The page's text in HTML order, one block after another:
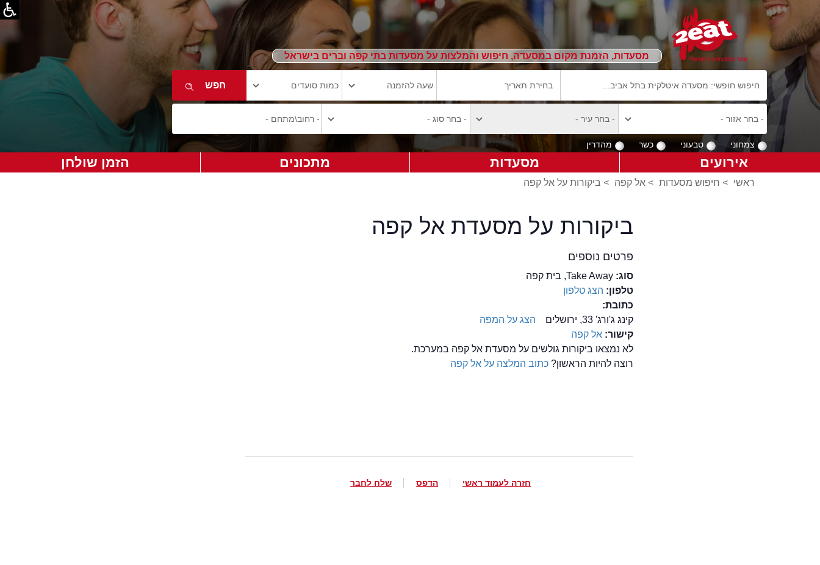
מסעדות, הזמנת מקום במסעדה, חיפוש והמלצות על מסעדות בתי קפה וברים בישראל
צמחוני טבעוני כשר מהדרין
אירועים מסעדות מתכונים הזמן שולחן
ראשי > חיפוש מסעדות > אל קפה > ביקורות על אל קפה
ביקורות על מסעדת אל קפה
פרטים נוספים
סוג:Take Away, בית קפה
טלפון: הצג טלפון
כתובת:
קינג ג'ורג' 33, ירושלים
הצג על המפה
קישור:אל קפה
לא נמצאו ביקורות גולשים על מסעדת אל קפה במערכת.
רוצה להיות הראשון?כתוב המלצה על אל קפה
חזרה לעמוד ראשי הדפס שלח לחבר